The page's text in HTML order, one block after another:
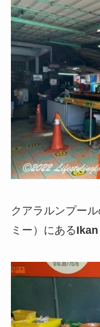
クアラルンプー
ミー）にある